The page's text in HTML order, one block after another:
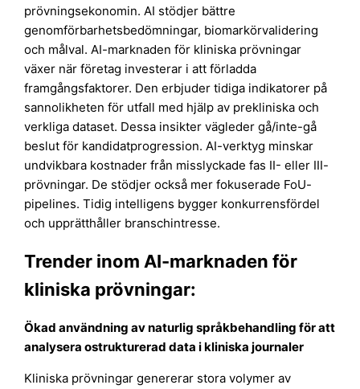
prövningsekonomin. AI stödjer bättre
genomförbarhetsbedömningar, biomarkörvalidering
och målval. AI-marknaden för kliniska prövningar
växer när företag investerar i att förladda
framgångsfaktorer. Den erbjuder tidiga indikatorer på
sannolikheten för utfall med hjälp av prekliniska och
verkliga dataset. Dessa insikter vägleder gå/inte-gå
beslut för kandidatprogression. AI-verktyg minskar
undvikbara kostnader från misslyckade fas II- eller III-
prövningar. De stödjer också mer fokuserade FoU-
pipelines. Tidig intelligens bygger konkurrensfördel
och upprätthåller branschintresse.
Trender inom AI-marknaden för
kliniska prövningar:
Ökad användning av naturlig språkbehandling för att
analysera ostrukturerad data i kliniska journaler
Kliniska prövningar genererar stora volymer av